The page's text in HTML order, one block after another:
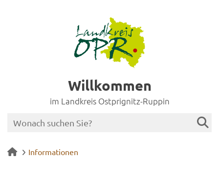
Willkommen
im Landkreis Ostprignitz-Ruppin
Informationen